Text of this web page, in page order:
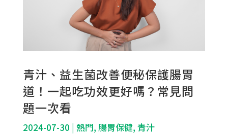
青汁、益生菌改善便秘保護腸胃
道！一起吃功效更好嗎？常見問
題一次看
2024-07-30 | 熱門, 腸胃保健, 青汁